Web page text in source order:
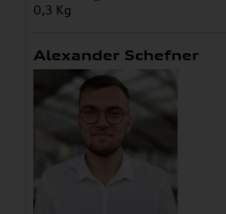
0,3 Kg
Alexander Schefner